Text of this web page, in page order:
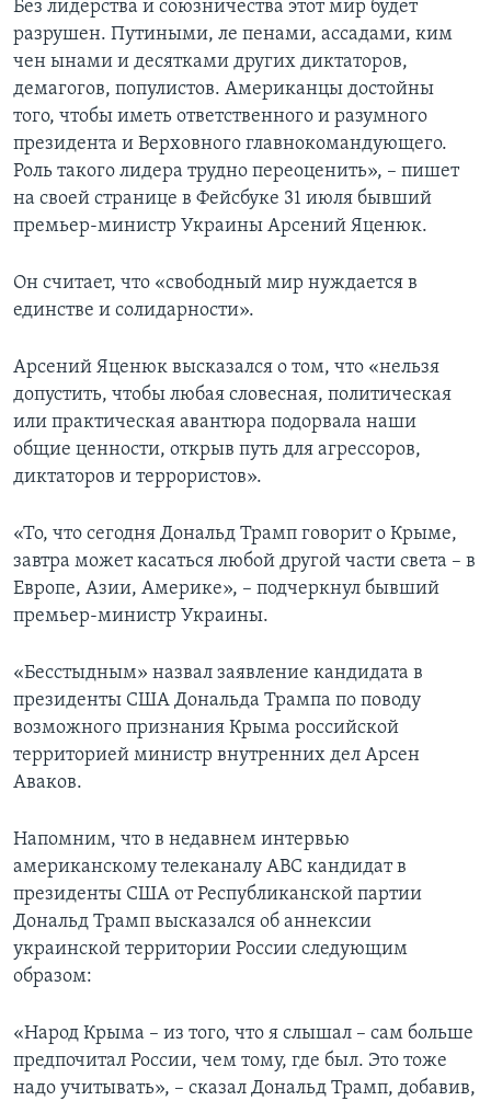
Без лидерства и союзничества этот мир будет
разрушен. Путиными, ле пенами, ассадами, ким
чен ынами и десятками других диктаторов,
демагогов, популистов. Американцы достойны
того, чтобы иметь ответственного и разумного
президента и Верховного главнокомандующего.
Роль такого лидера трудно переоценить», – пишет
на своей странице в Фейсбуке 31 июля бывший
премьер-министр Украины Арсений Яценюк.
Он считает, что «свободный мир нуждается в
единстве и солидарности».
Арсений Яценюк высказался о том, что «нельзя
допустить, чтобы любая словесная, политическая
или практическая авантюра подорвала наши
общие ценности, открыв путь для агрессоров,
диктаторов и террористов».
«То, что сегодня Дональд Трамп говорит о Крыме,
завтра может касаться любой другой части света – в
Европе, Азии, Америке», – подчеркнул бывший
премьер-министр Украины.
«Бесстыдным» назвал заявление кандидата в
президенты США Дональда Трампа по поводу
возможного признания Крыма российской
территорией министр внутренних дел Арсен
Аваков.
Напомним, что в недавнем интервью
американскому телеканалу ABC кандидат в
президенты США от Республиканской партии
Дональд Трамп высказался об аннексии
украинской территории России следующим
образом:
«Народ Крыма – из того, что я слышал – сам больше
предпочитал России, чем тому, где был. Это тоже
надо учитывать», – сказал Дональд Трамп, добавив,